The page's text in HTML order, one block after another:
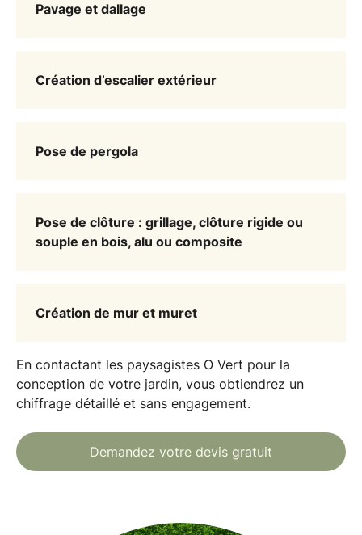
Pavage et dallage
Création d’escalier extérieur
Pose de pergola
Pose de clôture : grillage, clôture rigide ou
souple en bois, alu ou composite
Création de mur et muret
En contactant les paysagistes O Vert pour la
conception de votre jardin, vous obtiendrez un
chiffrage détaillé et sans engagement.
Demandez votre devis gratuit